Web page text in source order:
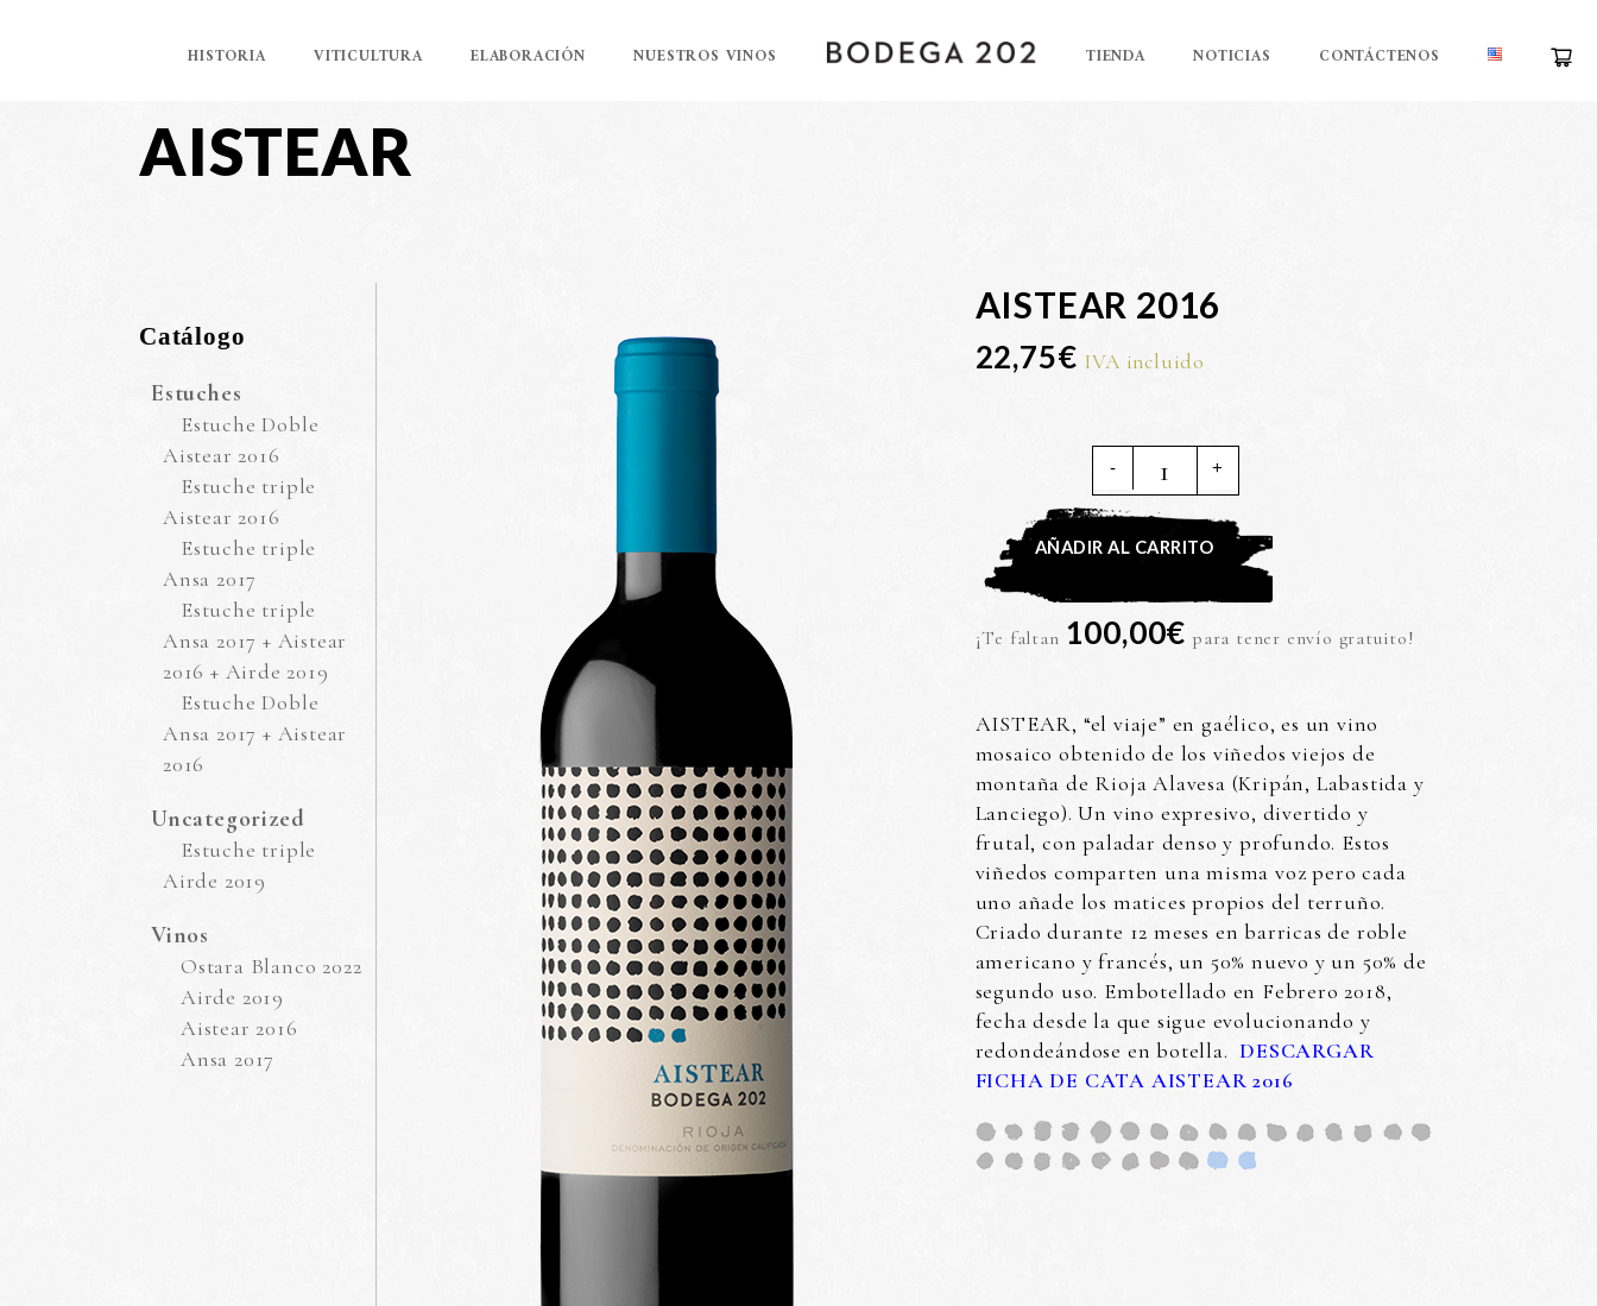
HISTORIA VITICULTURA ELABORACIÓN NUESTROS VINOS TIENDA NOTICIAS CONTÁCTENOS
AISTEAR
AISTEAR 2016
22,75€ IVA incluido
AÑADIR AL CARRITO
¡Te faltan 100,00€ para tener envío gratuito!
AISTEAR, “el viaje” en gaélico, es un vino
mosaico obtenido de los viñedos viejos de
montaña de Rioja Alavesa (Kripán, Labastida y
Lanciego). Un vino expresivo, divertido y
frutal, con paladar denso y profundo. Estos
viñedos comparten una misma voz pero cada
uno añade los matices propios del terruño.
Criado durante 12 meses en barricas de roble
americano y francés, un 50% nuevo y un 50% de
segundo uso. Embotellado en Febrero 2018,
fecha desde la que sigue evolucionando y
redondeándose en botella.DESCARGAR
FICHA DE CATA AISTEAR 2016
Catálogo
Estuches
Estuche Doble
Aistear 2016
Estuche triple
Aistear 2016
Estuche triple
Ansa 2017
Estuche triple
Ansa 2017 + Aistear
2016 + Airde 2019
Estuche Doble
Ansa 2017 + Aistear
2016
Uncategorized
Estuche triple
Airde 2019
Vinos
Ostara Blanco 2022
Airde 2019
Aistear 2016
Ansa 2017